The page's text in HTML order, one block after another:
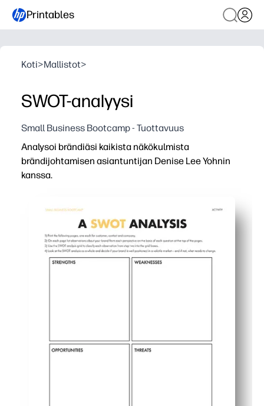
Printables
Koti>Mallistot>
SWOT-analyysi
Small Business Bootcamp - Tuottavuus
Analysoi brändiäsi kaikista näkökulmista
brändijohtamisen asiantuntijan Denise Lee Yohnin
kanssa.